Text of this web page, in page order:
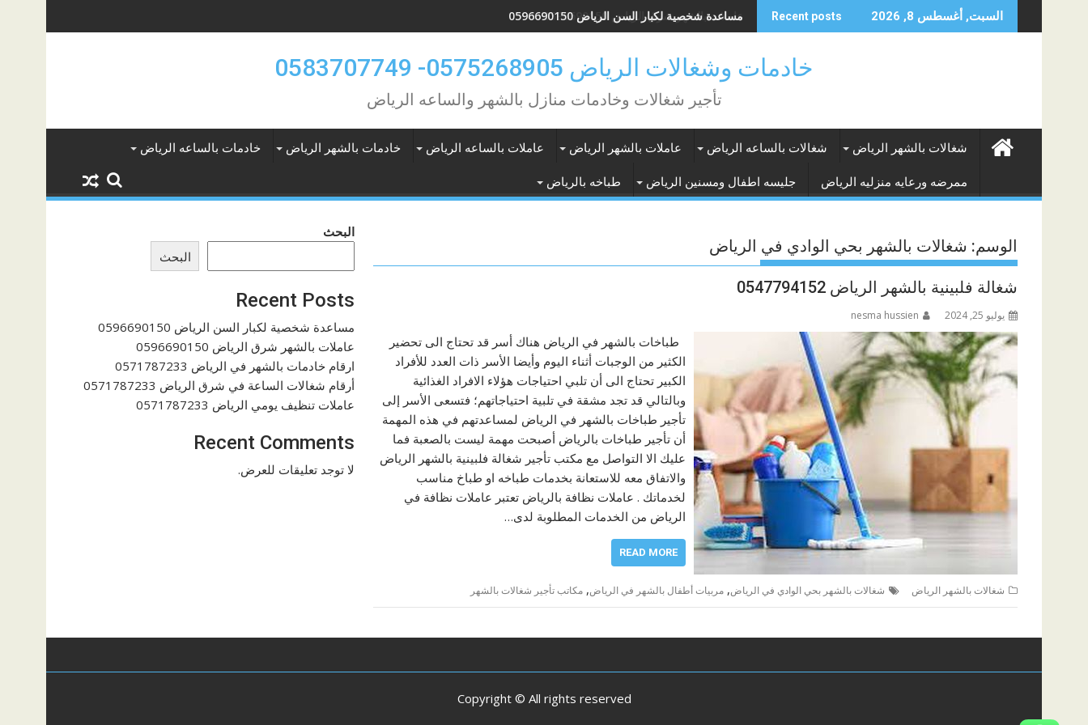
to
السبت, أغسطس 8, 2026 Recent posts مساعدة شخصية لكبار السن الرياض 0596690150
عاملات بالشهر شرق الرياض 0596690150
خادمات وشغالات الرياض 0575268905- 0583707749
تأجير شغالات وخادمات منازل بالشهر والساعه الرياض
شغالات بالشهر الرياض شغالات بالساعه الرياض عاملات بالشهر الرياض عاملات بالساعه الرياض خادمات بالشهر الرياض خادمات بالساعه الرياض
ممرضه ورعايه منزليه الرياض جليسه اطفال ومسنين الرياض طباخه بالرياض
الوسم: شغالات بالشهر بحي الوادي في الرياض
شغالة فلبينية بالشهر الرياض 0547794152
يوليو 25, 2024 nesma hussien
طباخات بالشهر في الرياض هناك أسر قد تحتاج الى تحضير
الكثير من الوجبات أثناء اليوم وأيضا الأسر ذات العدد للأفراد
الكبير تحتاج الى أن تلبي احتياجات هؤلاء الافراد الغذائية
وبالتالي قد تجد مشقة في تلبية احتياجاتهم؛ فتسعى الأسر إلى
تأجير طباخات بالشهر في الرياض لمساعدتهم في هذه المهمة
أن تأجير طباخات بالرياض أصبحت مهمة ليست بالصعبة فما
عليك الا التواصل مع مكتب تأجير شغالة فلبينية بالشهر الرياض
والاتفاق معه للاستعانة بخدمات طباخه او طباخ مناسب
لخدماتك . عاملات نظافة بالرياض تعتبر عاملات نظافة في
الرياض من الخدمات المطلوبة لدى…
READ MORE
شغالات بالشهر الرياض شغالات بالشهر بحي الوادي في الرياض, مربيات أطفال بالشهر في الرياض, مكاتب تأجير شغالات بالشهر
البحث
البحث
Recent Posts
مساعدة شخصية لكبار السن الرياض 0596690150
عاملات بالشهر شرق الرياض 0596690150
ارقام خادمات بالشهر في الرياض 0571787233
أرقام شغالات الساعة في شرق الرياض 0571787233
عاملات تنظيف يومي الرياض 0571787233
Recent Comments
لا توجد تعليقات للعرض.
Copyright © All rights reserved